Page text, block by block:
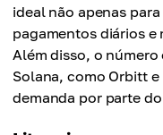
ideal não apenas
pagamentos diários
Além disso, o
Solana, como Orbitt
demanda por parte